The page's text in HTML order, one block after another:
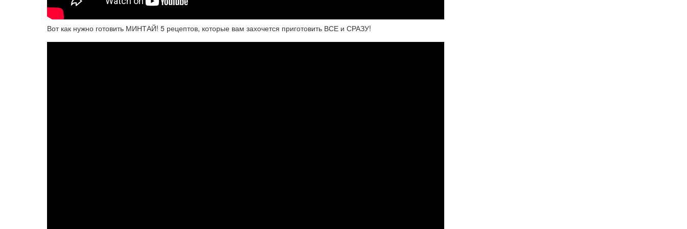
Вот как нужно готовить МИНТАЙ! 5 рецептов, которые вам захочется приготовить ВСЕ и СРАЗУ!